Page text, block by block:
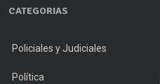
CATEGORIAS
Policiales y Judiciales
Política